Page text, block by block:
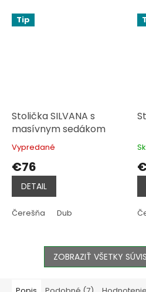
Tip
Stolička SILVANA s
masívnym sedákom
Priemerné
produktu
je
4,0
z
5
hviezdičiek.
Vypredané
€76
DETAIL
Čerešňa Dub
je
z
5
ZOBRAZIŤ VŠETKY